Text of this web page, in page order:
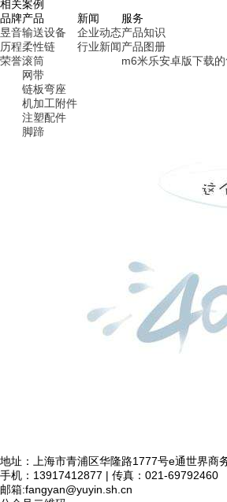
相关案例
品牌
昱音
历程
荣誉
产品
输送设备
柔性链
滚筒
网带
链板弯座
机加工附件
注塑配件
脚蹄
新闻
企业动态
行业新闻
服务
产品知识
产品图册
m6米乐安卓版下载
地址：上海市青浦区华隆路1777号e通世界商
手机：13917412877 | 传真：021-69792460
邮箱:fangyan@yuyin.sh.cn